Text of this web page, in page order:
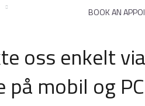
BOOK AN
oss enkelt via
mobil og PC